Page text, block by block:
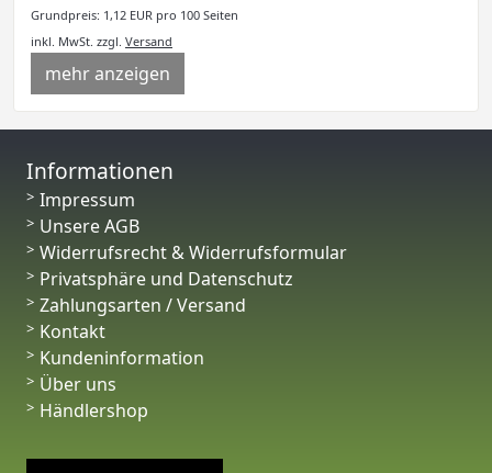
Grundpreis: 1,12 EUR pro 100 Seiten
inkl. MwSt. zzgl. Versand
mehr anzeigen
Informationen
Impressum
Unsere AGB
Widerrufsrecht & Widerrufsformular
Privatsphäre und Datenschutz
Zahlungsarten / Versand
Kontakt
Kundeninformation
Über uns
Händlershop